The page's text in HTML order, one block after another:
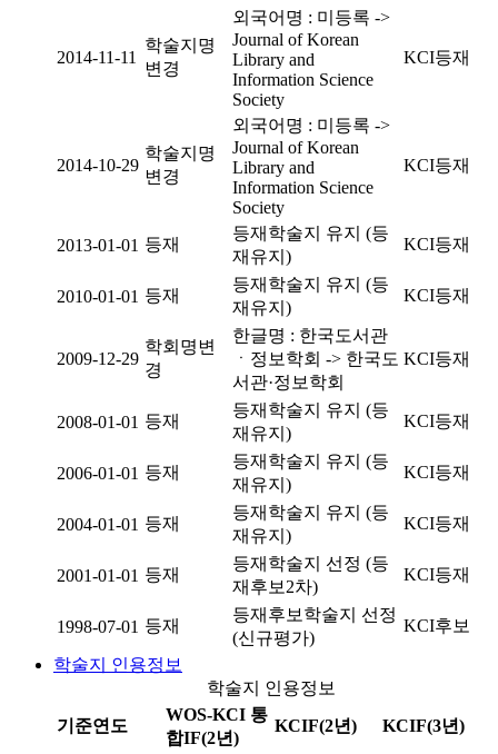
2014-11-11
학술지명
변경
외국어명 : 미등록 ->
Journal of Korean
Library and
Information Science
Society
KCI등재
2014-10-29
학술지명
변경
외국어명 : 미등록 ->
Journal of Korean
Library and
Information Science
Society
KCI등재
2013-01-01 등재
등재학술지 유지 (등
재유지)
KCI등재
2010-01-01 등재
등재학술지 유지 (등
재유지)
KCI등재
2009-12-29
학회명변
경
한글명 : 한국도서관
ㆍ정보학회 -> 한국도
서관·정보학회
KCI등재
2008-01-01 등재
등재학술지 유지 (등
재유지)
KCI등재
2006-01-01 등재
등재학술지 유지 (등
재유지)
KCI등재
2004-01-01 등재
등재학술지 유지 (등
재유지)
KCI등재
2001-01-01 등재
등재학술지 선정 (등
재후보2차)
KCI등재
1998-07-01 등재
등재후보학술지 선정
(신규평가)
KCI후보
학술지 인용정보
학술지 인용정보
기준연도
WOS-KCI 통
합IF(2년)
KCIF(2년) KCIF(3년)